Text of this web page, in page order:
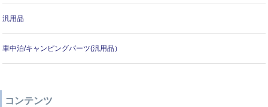
汎用品
車中泊/キャンピングパーツ(汎用品）
コンテンツ